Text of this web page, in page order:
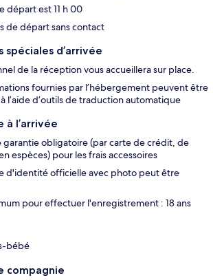
départ est 11 h 00
de départ sans contact
spéciales d’arrivée
de la réception vous accueillera sur place.
fournies par l’hébergement peuvent être
l’aide d’outils de traduction automatique
l’arrivée
garantie obligatoire (par carte de crédit, de
espèces) pour les frais accessoires
d'identité officielle avec photo peut être
pour effectuer l'enregistrement : 18 ans
bébé
compagnie